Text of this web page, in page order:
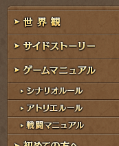
レ
ス
ド
ゲームガイド
世界観
サイドストーリー
ゲームマニュアル
シナリオルール
アトリエルール
戦闘マニュアル